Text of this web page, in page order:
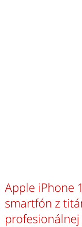
Apple iPhone
smartfón z